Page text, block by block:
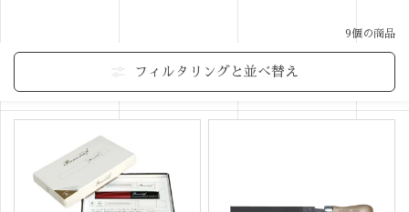
9個の商品
フィルタリングと並べ替え